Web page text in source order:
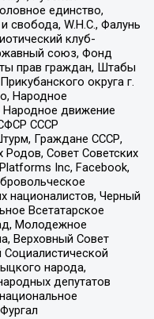
единство,
свобода, W.H.С., Фалунь
клуб-
союз, Фонд
прав граждан, Штабы
округа г.
Народное
Народное движение
СССР
Граждане СССР,
Совет Советских
Inc, Facebook,
националистов, Черный
Всетатарское
Молодежное
Верховный Совет
народа,
депутатов